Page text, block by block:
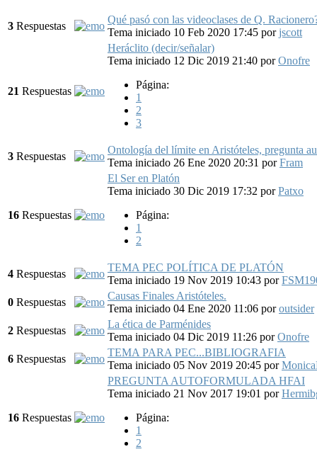
3 Respuestas
Qué pasó con las videoclases de Q.
Tema iniciado 10 Feb 2020 17:45 porjscott
21 Respuestas
Heráclito (decir/señalar)
Tema iniciado 12 Dic 2019 21:40 porOnofre
Página:
1
2
3
3 Respuestas
Ontología del límite en Aristóteles, pregunta
Tema iniciado 26 Ene 2020 20:31 porFram
16 Respuestas
El Ser en Platón
Tema iniciado 30 Dic 2019 17:32 porPatxo
Página:
1
2
4 Respuestas
TEMA PEC POLÍTICA DE PLATÓN
Tema iniciado 19 Nov 2019 10:43 por
0 Respuestas
Causas Finales Aristóteles.
Tema iniciado 04 Ene 2020 11:06 poroutsider
2 Respuestas
La ética de Parménides
Tema iniciado 04 Dic 2019 11:26 porOnofre
6 Respuestas
TEMA PARA PEC...BIBLIOGRAFIA
Tema iniciado 05 Nov 2019 20:45 por
16 Respuestas
PREGUNTA AUTOFORMULADA HFAI
Tema iniciado 21 Nov 2017 19:01 por
Página:
1
2